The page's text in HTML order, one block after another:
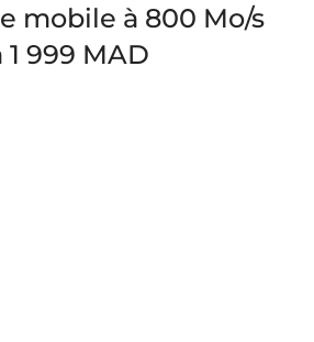
mobile à 800 Mo/s
1 999 MAD